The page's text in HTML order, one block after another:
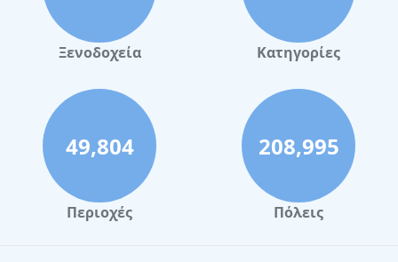
Ξενοδοχεία Κατηγορίες
49,804
Περιοχές
208,995
Πόλεις